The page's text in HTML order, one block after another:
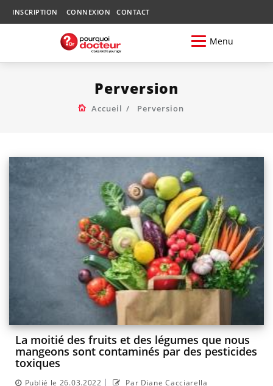
INSCRIPTION CONNEXION CONTACT
Menu
Perversion
Accueil Perversion
La moitié des fruits et des légumes que nous
mangeons sont contaminés par des pesticides
toxiques
Publié le 26.03.2022 | Par Diane Cacciarella